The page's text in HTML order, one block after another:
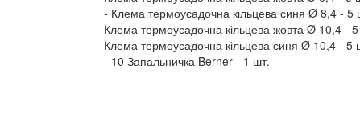
Клема термоусадочна кільцева синя Ø 8,4 - 5
Клема термоусадочна кільцева жовта Ø 10,4 -
Клема термоусадочна кільцева синя Ø 10,4 - 5
10 Запальничка Berner - 1 шт.